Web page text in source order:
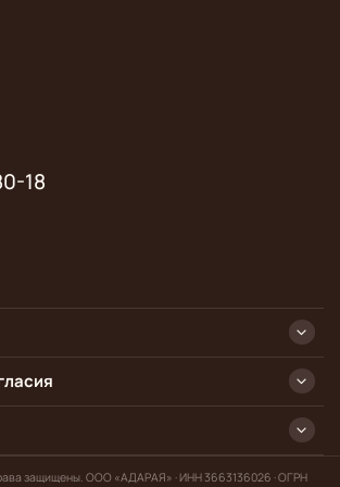
18
защищены. ООО «АДАРАЯ» · ИНН 3663136026 · ОГРН